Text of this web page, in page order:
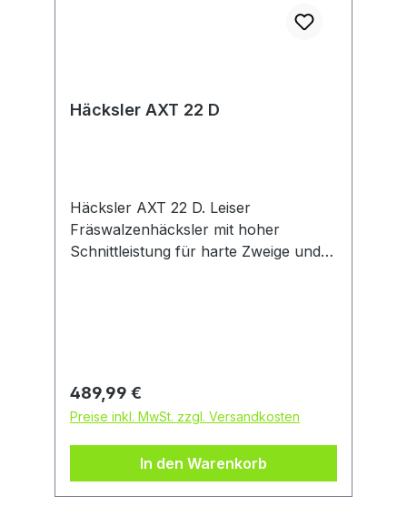
Häcksler AXT 22 D
Häcksler AXT 22 D. Leiser
Fräswalzenhäcksler mit hoher
Schnittleistung für harte Zweige und
Hochleistungs-Induktionsmotor.
Beeindruckend leises Häckseln.
Sicheres Einfüllen großer Mengen mit
dem automatisierten Schnell-
Einfülltrichter. 53-Liter-Fangbox mit
großem Fassungsvermögen muss
Regulärer Preis:
489,99 €
Preise inkl. MwSt. zzgl. Versandkosten
In den Warenkorb